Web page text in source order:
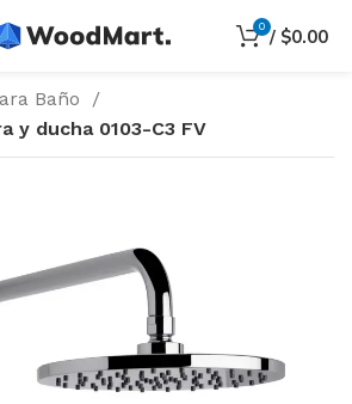
0 / $0.00
Baño
y ducha 0103-C3 FV